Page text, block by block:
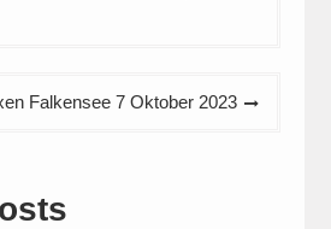
Falkensee 7 Oktober 2023